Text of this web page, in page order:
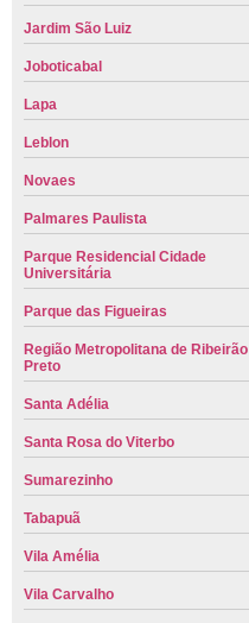
Jardim São Luiz
Joboticabal
Lapa
Leblon
Novaes
Palmares Paulista
Parque Residencial Cidade
Universitária
Parque das Figueiras
Região Metropolitana de Ribeirão
Preto
Santa Adélia
Santa Rosa do Viterbo
Sumarezinho
Tabapuã
Vila Amélia
Vila Carvalho